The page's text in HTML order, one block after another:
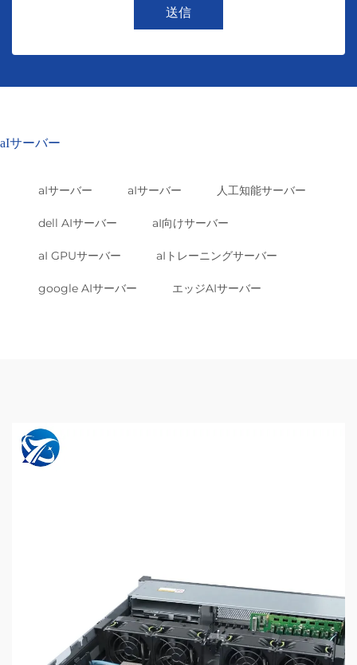
送信
aIサーバー
aIサーバー aIサーバー 人工知能サーバー
dell AIサーバー aI向けサーバー
aI GPUサーバー aIトレーニングサーバー
google AIサーバー エッジAIサーバー